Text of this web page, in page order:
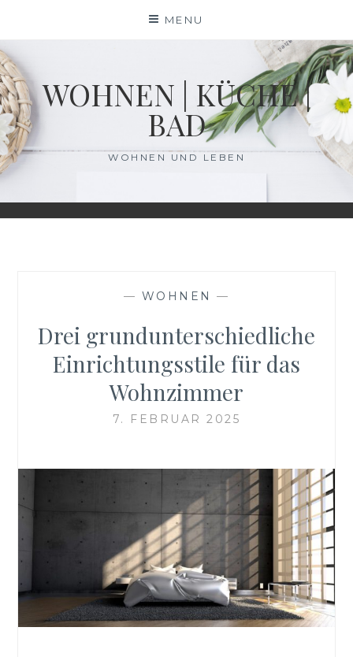
content
MENU
WOHNEN | KÜCHE |
BAD
WOHNEN UND LEBEN
— WOHNEN —
Drei grundunterschiedliche
Einrichtungsstile für das
Wohnzimmer
7. FEBRUAR 2025